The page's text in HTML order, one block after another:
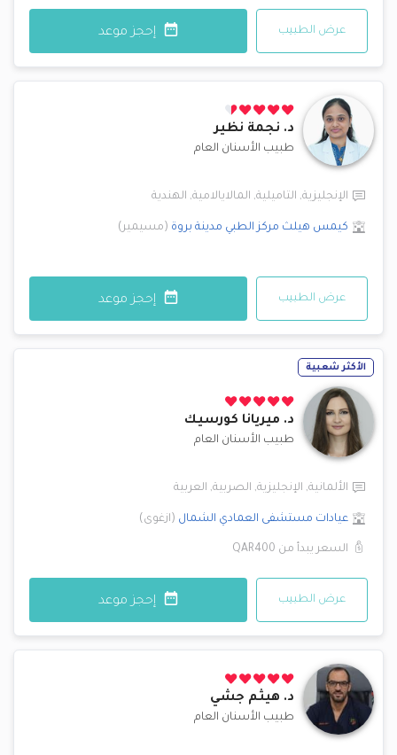
عرض الطبيب إحجز موعد
د. نجمة نظير
طبيب الأسنان العام
الإنجليزية, التاميلية, المالايالامية, الهندية
كيمس هيلث مركز الطبي مدينة بروة (مسيمير)
عرض الطبيب إحجز موعد
الأكثر شعبية
د. ميريانا كورسيك
طبيب الأسنان العام
الألمانية, الإنجليزية, الصربية, العربية
عيادات مستشفى العمادي الشمال (ازغوى)
السعر يبدأ من QAR400
عرض الطبيب إحجز موعد
د. هيثم جشي
طبيب الأسنان العام